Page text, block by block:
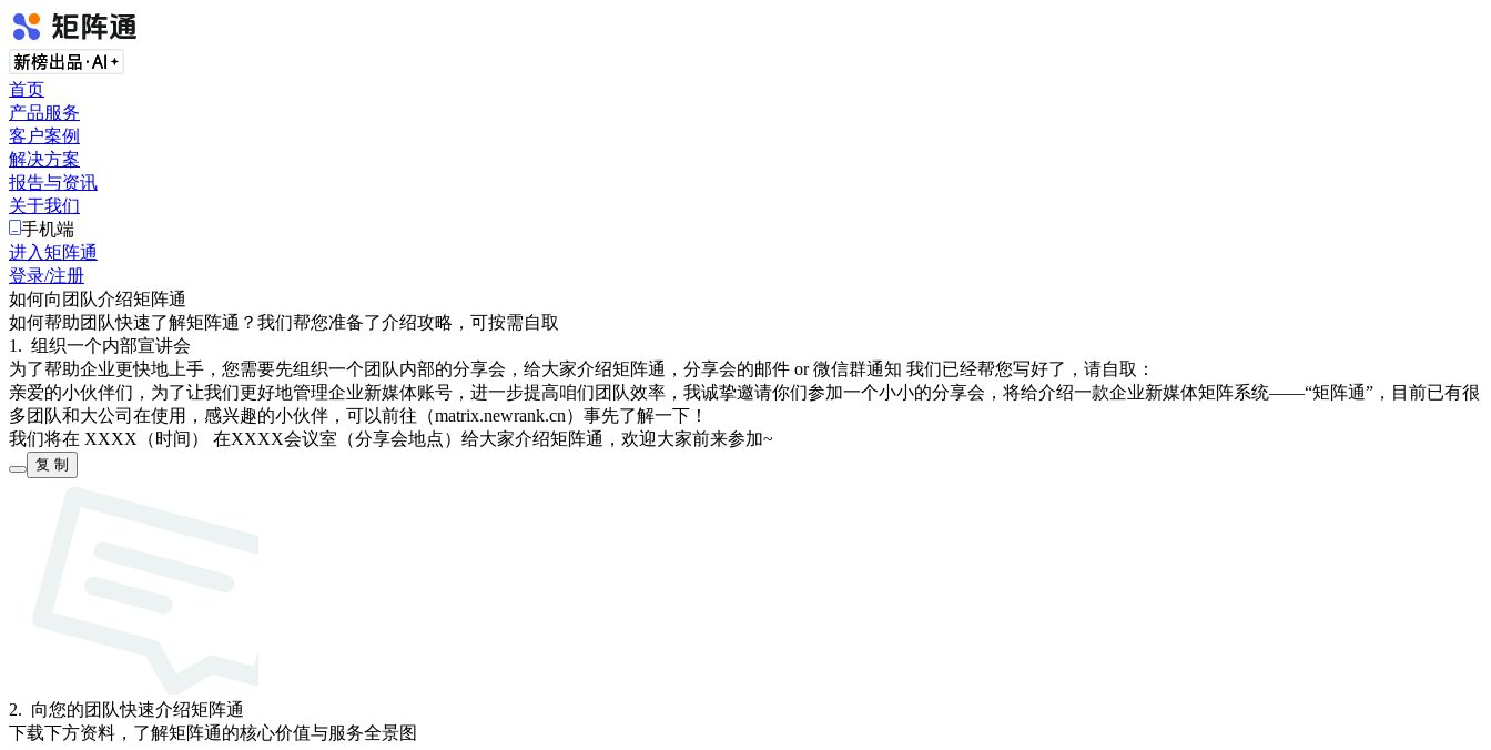
首页
产品服务
客户案例
解决方案
报告与资讯
关于我们
手机端
进入矩阵通
登录/注册
如何向团队介绍矩阵通
如何帮助团队快速了解矩阵通？我们帮您准备了介绍攻略，可按需自取
1 . 组织一个内部宣讲会
为了帮助企业更快地上手，您需要先组织一个团队内部的分享会，给大家介绍矩阵通，分享会的邮件 or 微信群通知 我们已经帮您写好了，请自取：
亲爱的小伙伴们，为了让我们更好地管理企业新媒体账号，进一步提高咱们团队效率，我诚挚邀请你们参加一个小小的分享会，将给介绍一款企业新媒体矩阵系统——“矩阵通”，目前已有很
多团队和大公司在使用，感兴趣的小伙伴，可以前往（matrix.newrank.cn）事先了解一下！
我们将在 XXXX（时间） 在XXXX会议室（分享会地点）给大家介绍矩阵通，欢迎大家前来参加~
复 制
2. 向您的团队快速介绍矩阵通
下载下方资料，了解矩阵通的核心价值与服务全景图